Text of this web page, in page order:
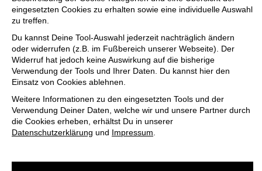
eingesetzten Cookies zu erhalten sowie eine individuelle Auswahl
zu treffen.
Du kannst Deine Tool-Auswahl jederzeit nachträglich ändern
oder widerrufen (z.B. im Fußbereich unserer Webseite). Der
Widerruf hat jedoch keine Auswirkung auf die bisherige
Verwendung der Tools und Ihrer Daten. Du kannst hier den
Einsatz von Cookies ablehnen.
Weitere Informationen zu den eingesetzten Tools und der
Verwendung Deiner Daten, welche wir und unsere Partner durch
die Cookies erheben, erhältst Du in unserer
Datenschutzerklärung und Impressum.